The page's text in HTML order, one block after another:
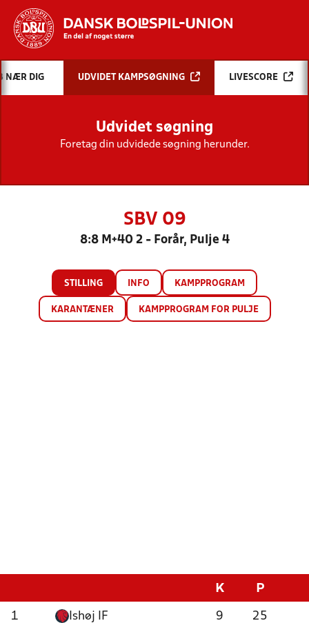
Hvad vil du søge efter?
INDHOLD OG NYHEDER
STILLINGER, RESULTATER, KLUBBER OG
HOLD
NÆR DIG UDVIDET KAMPSØGNING LIVESCORE
Udvidet søgning
Foretag din udvidede søgning herunder.
SBV 09
8:8 M+40 2 - Forår, Pulje 4
STILLING INFO KAMPPROGRAM
KARANTÆNER KAMPPROGRAM FOR PULJE
K P
1 Ishøj IF 9 25